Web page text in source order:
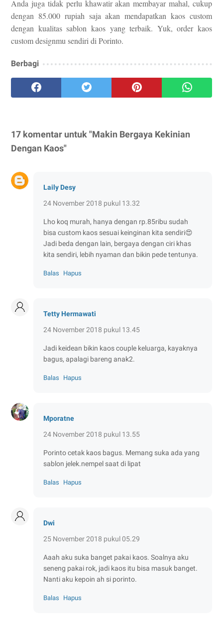
Anda juga tidak perlu khawatir akan membayar mahal, cukup
dengan 85.000 rupiah saja akan mendapatkan kaos custom
dengan kualitas sablon kaos yang terbaik. Yuk, order kaos
custom designmu sendiri di Porinto.
Berbagi
17 komentar untuk "Makin Bergaya Kekinian
Dengan Kaos"
Laily Desy
24 November 2018 pukul 13.32
Lho koq murah, hanya dengan rp.85ribu sudah
bisa custom kaos sesuai keinginan kita sendiri😍
Jadi beda dengan lain, bergaya dengan ciri khas
kita sendiri, lebih nyaman dan bikin pede tentunya.
Balas Hapus
Tetty Hermawati
24 November 2018 pukul 13.45
Jadi keidean bikin kaos couple keluarga, kayaknya
bagus, apalagi bareng anak2.
Balas Hapus
Mporatne
24 November 2018 pukul 13.55
Porinto cetak kaos bagus. Memang suka ada yang
sablon jelek.nempel saat di lipat
Balas Hapus
Dwi
25 November 2018 pukul 05.29
Aaah aku suka banget pakai kaos. Soalnya aku
seneng pakai rok, jadi kaos itu bisa masuk banget.
Nanti aku kepoin ah si porinto.
Balas Hapus